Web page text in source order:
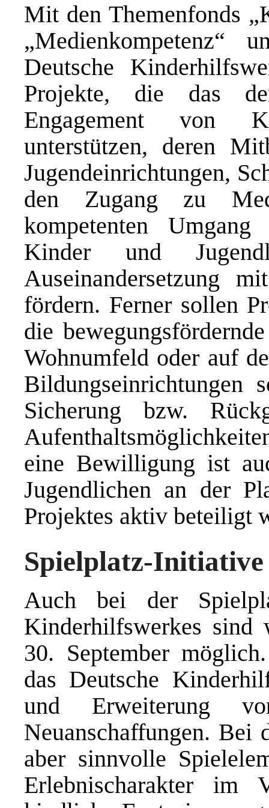
Mit den Themenfonds
„Medienkompetenz“
Deutsche
Projekte, die das
Engagement von
unterstützen, deren
Jugendeinrichtungen,
den Zugang zu
kompetenten
Kinder und
Auseinandersetzung
fördern. Ferner sollen
die
Wohnumfeld oder auf
Bildungseinrichtungen
Sicherung bzw.
eine Bewilligung ist
Jugendlichen an der
Projektes aktiv beteiligt
Spielplatz-Initiative
Auch bei der
Kinderhilfswerkes sind
30. September
das Deutsche
und Erweiterung
Neuanschaffungen. Bei
aber sinnvolle
Erlebnischarakter im